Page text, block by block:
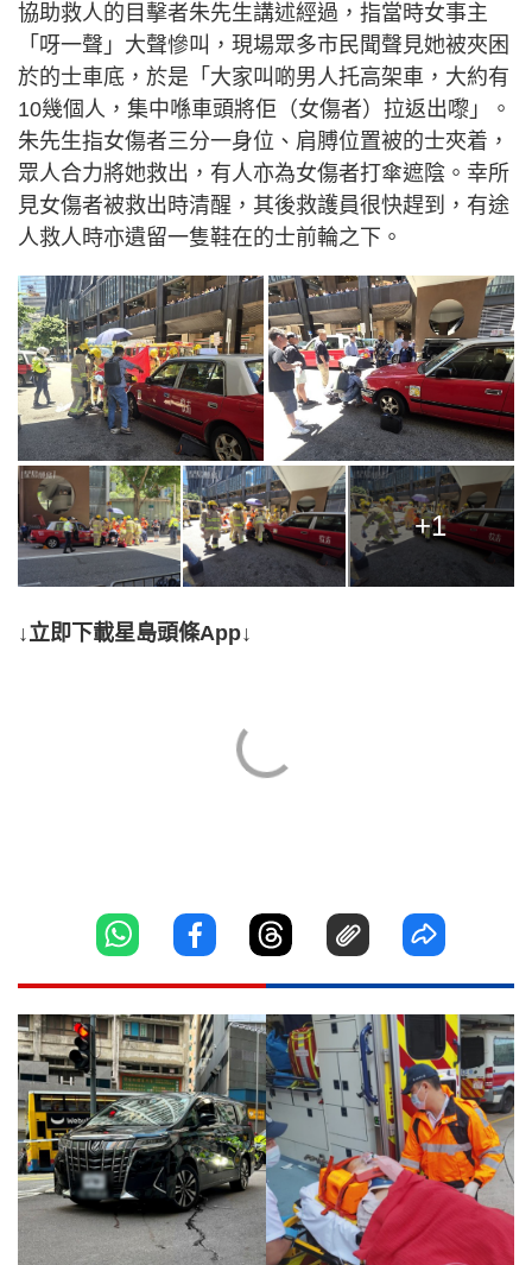
協助救人的目擊者朱先生講述經過，指當時女事主
「呀一聲」大聲慘叫，現場眾多市民聞聲見她被夾困
於的士車底，於是「大家叫啲男人托高架車，大約有
10幾個人，集中喺車頭將佢（女傷者）拉返出嚟」。
朱先生指女傷者三分一身位、肩膊位置被的士夾着，
眾人合力將她救出，有人亦為女傷者打傘遮陰。幸所
見女傷者被救出時清醒，其後救護員很快趕到，有途
人救人時亦遺留一隻鞋在的士前輪之下。
+1
↓立即下載星島頭條App↓